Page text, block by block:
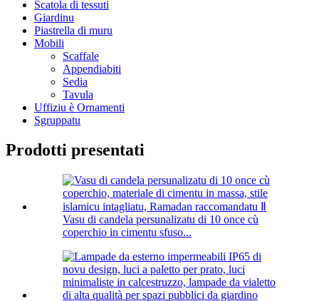
Scatola di tessuti
Giardinu
Piastrella di muru
Mobili
Scaffale
Appendiabiti
Sedia
Tavula
Uffiziu è Ornamenti
Sgruppatu
Prodotti presentati
Vasu di candela persunalizatu di 10 once cù
coperchio in cimentu sfuso...